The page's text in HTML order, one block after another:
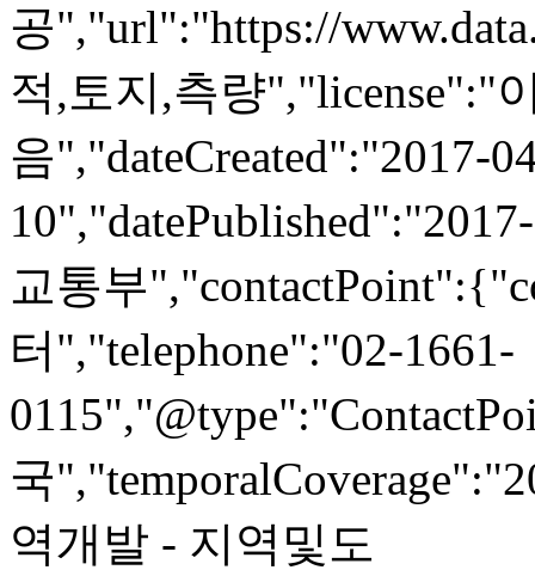
공","url":"https://
적,토지,측량","license":"
음","dateCreated":"2017-
교통부
터","telephone":"02-1661-
국
역개발 - 지역및도